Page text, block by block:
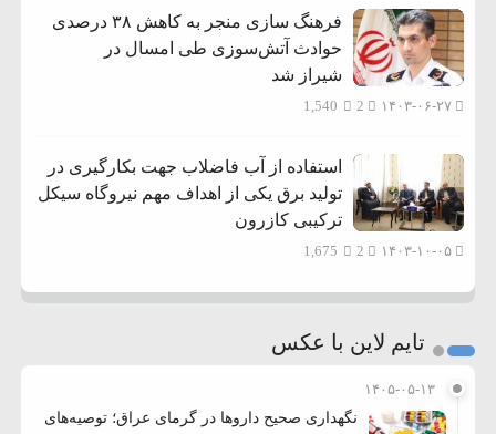
فرهنگ سازی منجر به کاهش ۳۸ درصدی
حوادث آتش‌سوزی طی امسال در
شیراز شد
۱۴۰۳-۰۶-۲۷ 1,540
استفاده از آب فاضلاب جهت بکارگیری در
تولید برق یکی از اهداف مهم نیروگاه سیکل
ترکیبی کازرون
۱۴۰۳-۱۰-۰۵ 1,675
تایم لاین با عکس
۱۴۰۵-۰۵-۱۳
نگهداری صحیح داروها در گرمای عراق؛ توصیه‌های